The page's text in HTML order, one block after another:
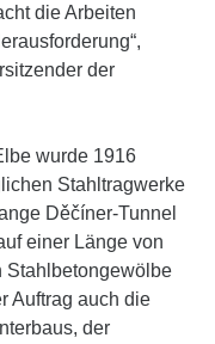
die Arbeiten
der
wurde 1916
Stahltragwerke
Děčíner-Tunnel
einer Länge von
Stahlbetongewölbe
Auftrag auch die
der